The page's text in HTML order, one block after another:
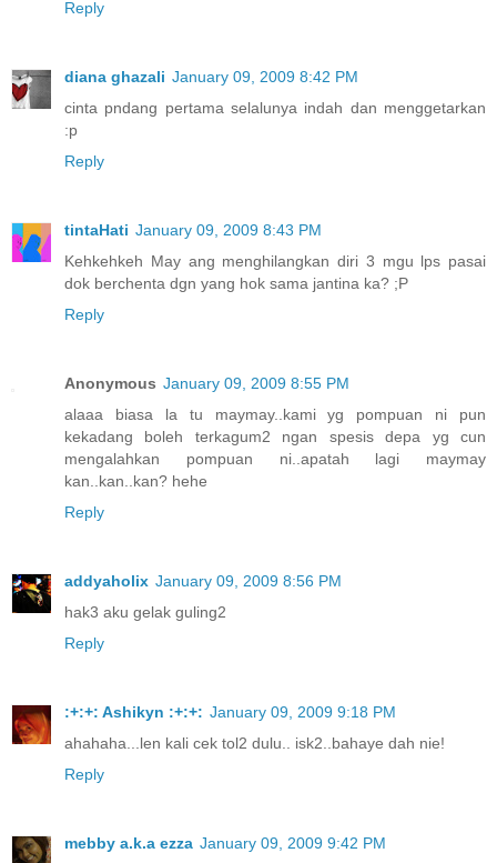
Reply
diana ghazali January 09, 2009 8:42 PM
cinta pndang pertama selalunya indah dan menggetarkan
:p
Reply
tintaHati January 09, 2009 8:43 PM
Kehkehkeh May ang menghilangkan diri 3 mgu lps pasai
dok berchenta dgn yang hok sama jantina ka? ;P
Reply
Anonymous January 09, 2009 8:55 PM
alaaa biasa la tu maymay..kami yg pompuan ni pun
kekadang boleh terkagum2 ngan spesis depa yg cun
mengalahkan pompuan ni..apatah lagi maymay
kan..kan..kan? hehe
Reply
addyaholix January 09, 2009 8:56 PM
hak3 aku gelak guling2
Reply
:+:+: Ashikyn :+:+: January 09, 2009 9:18 PM
ahahaha...len kali cek tol2 dulu.. isk2..bahaye dah nie!
Reply
mebby a.k.a ezza January 09, 2009 9:42 PM